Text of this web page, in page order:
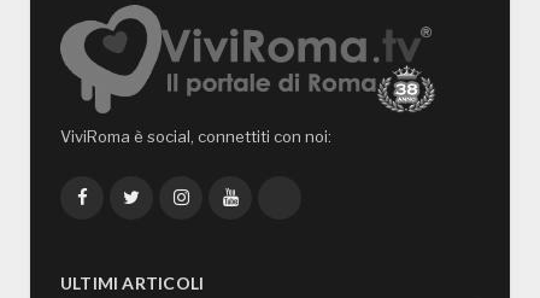
ViviRoma è social, connettiti con noi:
FacebookTwitterInstagramYouTube
ULTIMI ARTICOLI